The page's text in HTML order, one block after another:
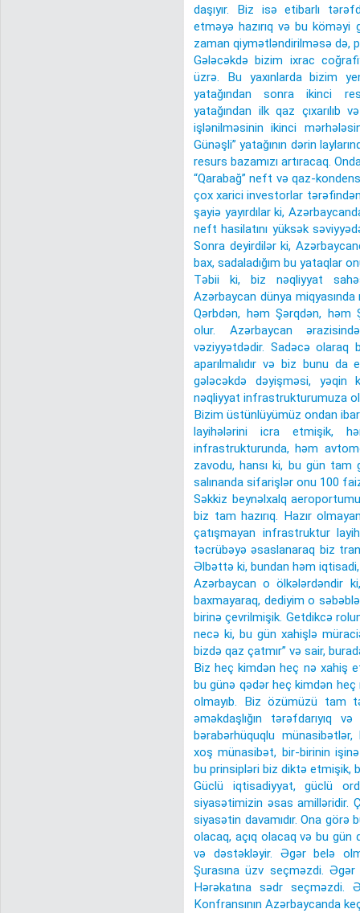
daşıyır. Biz isə etibarlı
etməyə hazırıq və bu köməyi
zaman qiymətləndirilməsə də,
Gələcəkdə bizim ixrac
üzrə. Bu yaxınlarda bizim
yatağından sonra ikinci
yatağından ilk qaz çıxarılıb
işlənilməsinin ikinci
Günəşli” yatağının dərin
resurs bazamızı artıracaq.
“Qarabağ” neft və qaz-
çox xarici investorlar
şayiə yayırdılar ki,
neft hasilatını yüksək
Sonra deyirdilər ki,
bax, sadaladığım bu yataqlar
Təbii ki, biz nəqliyyat
Azərbaycan dünya
Qərbdən, həm Şərqdən, həm
olur. Azərbaycan
vəziyyətdədir. Sadəcə olaraq
aparılmalıdır və biz bunu da
gələcəkdə dəyişməsi,
nəqliyyat infrastrukturumuza
Bizim üstünlüyümüz ondan
layihələrini icra etmişik,
infrastrukturunda, həm
zavodu, hansı ki, bu gün
salınanda sifarişlər onu 100
Səkkiz beynəlxalq
biz tam hazırıq. Hazır
çatışmayan infrastruktur
təcrübəyə əsaslanaraq biz
Əlbəttə ki, bundan həm
Azərbaycan o ölkələrdəndir
baxmayaraq, dediyim o
birinə çevrilmişik. Getdikcə
necə ki, bu gün xahişlə
bizdə qaz çatmır” və sair,
Biz heç kimdən heç nə xahiş
bu günə qədər heç kimdən
olmayıb. Biz özümüzü tam
əməkdaşlığın tərəfdarıyıq
bərabərhüquqlu
xoş münasibət, bir-birinin
bu prinsipləri biz diktə etmişik,
Güclü iqtisadiyyat, güclü
siyasətimizin əsas amilləridir.
siyasətin davamıdır. Ona
olacaq, açıq olacaq və bu
və dəstəkləyir. Əgər belə
Şurasına üzv seçməzdi.
Hərəkatına sədr seçməzdi.
Konfransının Azərbaycanda